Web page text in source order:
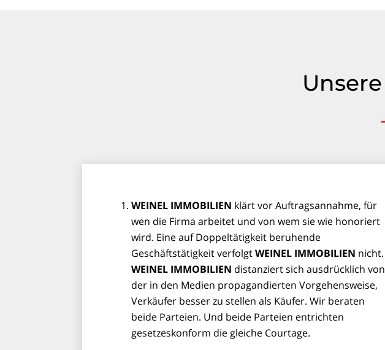
Unsere
WEINEL IMMOBILIEN klärt vor Auftragsannahme, für
wen die Firma arbeitet und von wem sie wie honoriert
wird. Eine auf Doppeltätigkeit beruhende
Geschäftstätigkeit verfolgtWEINEL IMMOBILIEN nicht.
WEINEL IMMOBILIEN distanziert sich ausdrücklich von
der in den Medien propagandierten Vorgehensweise,
Verkäufer besser zu stellen als Käufer. Wir beraten
beide Parteien. Und beide Parteien entrichten
gesetzeskonform die gleiche Courtage.